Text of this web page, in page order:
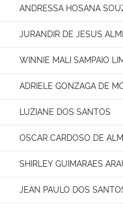
ANDRESSA HOSANA
JURANDIR DE JESUS
WINNIE MALI SAMPAIO
ADRIELE GONZAGA DE
LUZIANE DOS SANTOS
OSCAR CARDOSO DE
SHIRLEY GUIMARAES
JEAN PAULO DOS